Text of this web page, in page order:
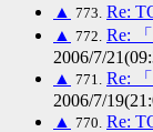
▲ 773. Re:
▲ 772. Re:
2006/7/
▲ 771. Re:
2006/7/
▲ 770. Re: